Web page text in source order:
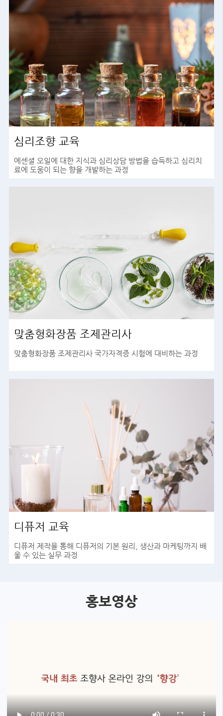
심리조향 교육
에센셜 오일에 대한 지식과 심리상담 방법을 습득하고 심리치
료에 도움이 되는 향을 개발하는 과정
맞춤형화장품 조제관리사
맞춤형화장품 조제관리사 국가자격증 시험에 대비하는 과정
디퓨저 교육
디퓨저 제작을 통해 디퓨저의 기본 원리, 생산과 마케팅까지 배
울 수 있는 실무 과정
홍보영상